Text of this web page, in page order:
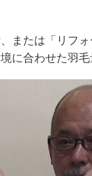
または「リフ
に合わせた羽